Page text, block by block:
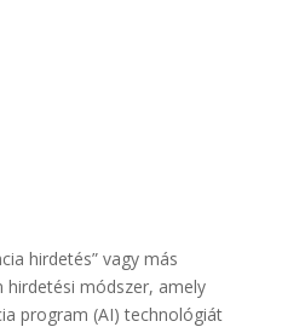
hirdetés” vagy más
hirdetési módszer, amely
program (AI) technológiát